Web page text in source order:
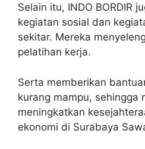
Selain itu, INDO BORDIR
kegiatan sosial dan
sekitar. Mereka
pelatihan kerja.
Serta memberikan
kurang mampu, sehingga
meningkatkan
ekonomi di Surabaya